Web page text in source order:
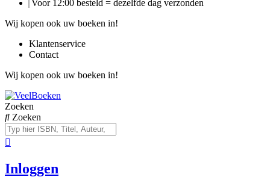
Voor 12:00 besteld = dezelfde dag verzonden
Wij kopen ook uw boeken in!
Klantenservice
Contact
Wij kopen ook uw boeken in!
Zoeken
Zoeken
Inloggen